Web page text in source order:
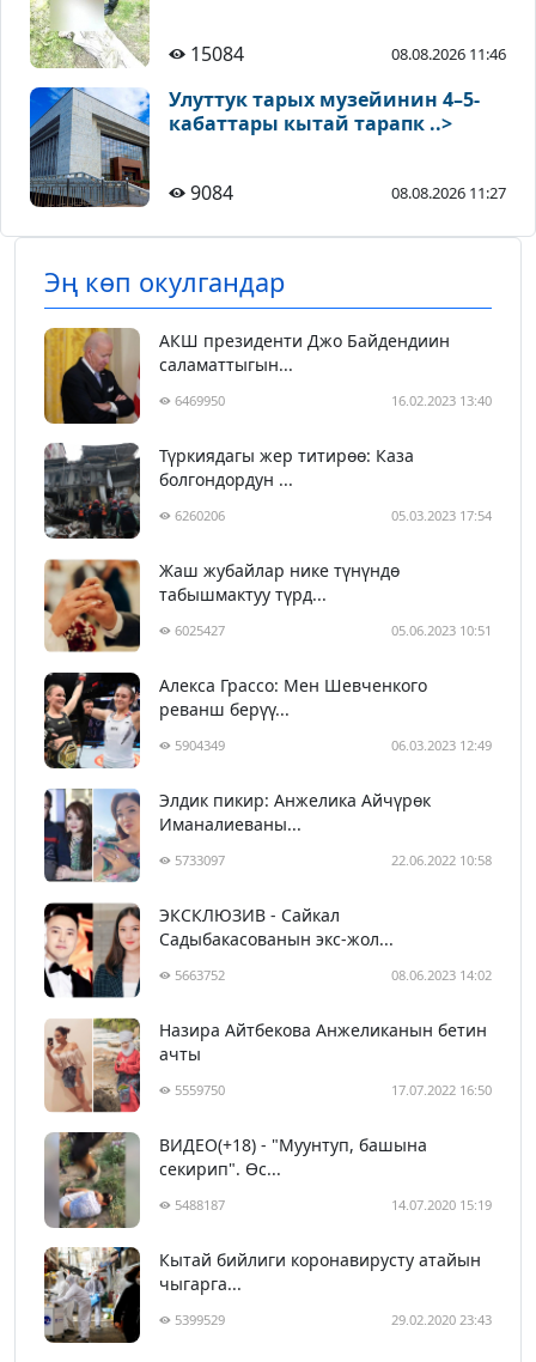
15084 08.08.2026 11:46
Улуттук тарых музейинин 4–5-
кабаттары кытай тарапк ..>
9084 08.08.2026 11:27
Эң көп окулгандар
АКШ президенти Джо Байдендиин
саламаттыгын...
6469950 16.02.2023 13:40
Түркиядагы жер титирөө: Каза
болгондордун ...
6260206 05.03.2023 17:54
Жаш жубайлар нике түнүндө
табышмактуу түрд...
6025427 05.06.2023 10:51
Алекса Грассо: Мен Шевченкого
реванш берүү...
5904349 06.03.2023 12:49
Элдик пикир: Анжелика Айчүрөк
Иманалиеваны...
5733097 22.06.2022 10:58
ЭКСКЛЮЗИВ - Сайкал
Садыбакасованын экс-жол...
5663752 08.06.2023 14:02
Назира Айтбекова Анжеликанын бетин
ачты
5559750 17.07.2022 16:50
ВИДЕО(+18) - "Муунтуп, башына
секирип". Өс...
5488187 14.07.2020 15:19
Кытай бийлиги коронавирусту атайын
чыгарга...
5399529 29.02.2020 23:43